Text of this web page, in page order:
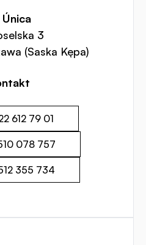
Única
3
(Saska Kępa)
612 79 01
078 757
355 734